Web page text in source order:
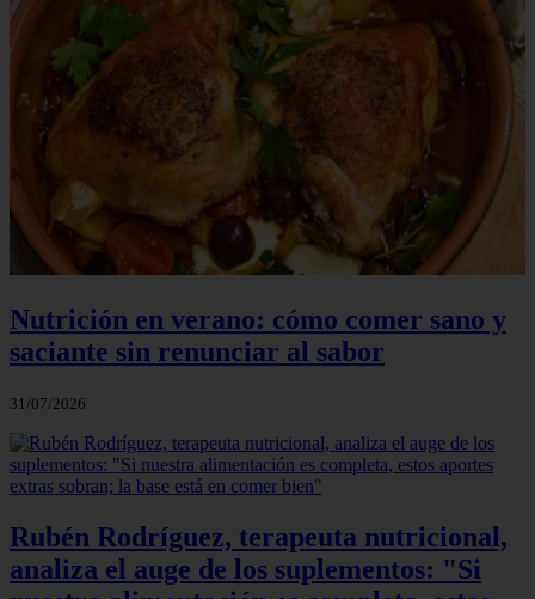
Nutrición en verano: cómo comer sano y
saciante sin renunciar al sabor
31/07/2026
Rubén Rodríguez, terapeuta nutricional,
analiza el auge de los suplementos: "Si